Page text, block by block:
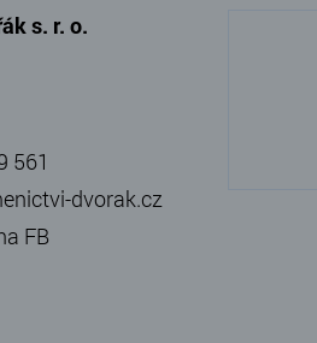
s. r. o.
561
dvorak.cz
FB